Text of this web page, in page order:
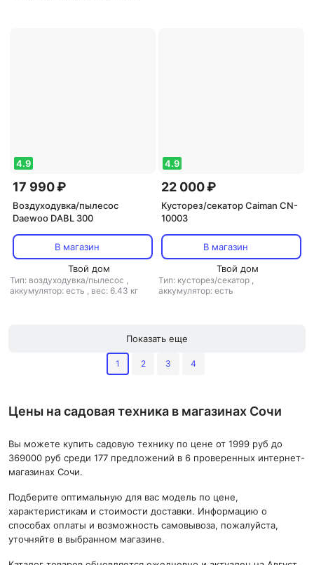
4.9
17 990 ₽
Воздуходувка/пылесос
Daewoo DABL 300
В магазин
Твой дом
Тип: воздуходувка/пылесос ,
аккумулятор: есть , вес: 6.43 кг
4.9
22 000 ₽
Кусторез/секатор Caiman CN-
10003
В магазин
Твой дом
Тип: кусторез/секатор ,
аккумулятор: есть
Показать еще
1 2 3 4
Цены на садовая техника в магазинах Сочи
Вы можете купить садовую технику по цене от 1999 руб до
369000 руб среди 177 предложений в 6 проверенных интернет-
магазинах Сочи.
Подберите оптимальную для вас модель по цене,
характеристикам и стоимости доставки. Информацию о
способах оплаты и возможность самовывоза, пожалуйста,
уточняйте в выбранном магазине.